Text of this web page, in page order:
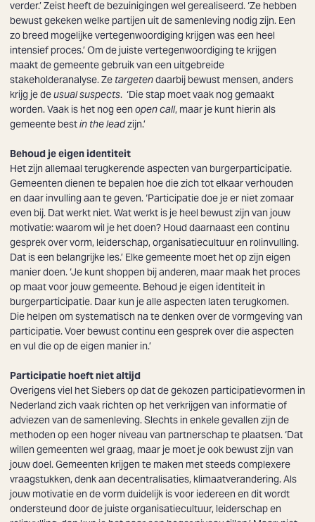
verder.’ Zeist heeft de bezuinigingen wel gerealiseerd. ‘Ze hebben
bewust gekeken welke partijen uit de samenleving nodig zijn. Een
zo breed mogelijke vertegenwoordiging krijgen was een heel
intensief proces.’ Om de juiste vertegenwoordiging te krijgen
maakt de gemeente gebruik van een uitgebreide
stakeholderanalyse. Ze targetendaarbij bewust mensen, anders
krijg je deusual suspects. ‘Die stap moet vaak nog gemaakt
worden. Vaak is het nog een open call, maar je kunt hierin als
gemeente bestin the leadzijn.’
Behoud je eigen identiteit
Het zijn allemaal terugkerende aspecten van burgerparticipatie.
Gemeenten dienen te bepalen hoe die zich tot elkaar verhouden
en daar invulling aan te geven. ‘Participatie doe je er niet zomaar
even bij. Dat werkt niet. Wat werkt is je heel bewust zijn van jouw
motivatie: waarom wil je het doen? Houd daarnaast een continu
gesprek over vorm, leiderschap, organisatiecultuur en rolinvulling.
Dat is een belangrijke les.’ Elke gemeente moet het op zijn eigen
manier doen. ‘Je kunt shoppen bij anderen, maar maak het proces
op maat voor jouw gemeente. Behoud je eigen identiteit in
burgerparticipatie. Daar kun je alle aspecten laten terugkomen.
Die helpen om systematisch na te denken over de vormgeving van
participatie. Voer bewust continu een gesprek over die aspecten
en vul die op de eigen manier in.’
Participatie hoeft niet altijd
Overigens viel het Siebers op dat de gekozen participatievormen in
Nederland zich vaak richten op het verkrijgen van informatie of
adviezen van de samenleving. Slechts in enkele gevallen zijn de
methoden op een hoger niveau van partnerschap te plaatsen. ‘Dat
willen gemeenten wel graag, maar je moet je ook bewust zijn van
jouw doel. Gemeenten krijgen te maken met steeds complexere
vraagstukken, denk aan decentralisaties, klimaatverandering. Als
jouw motivatie en de vorm duidelijk is voor iedereen en dit wordt
ondersteund door de juiste organisatiecultuur, leiderschap en
Zoeken